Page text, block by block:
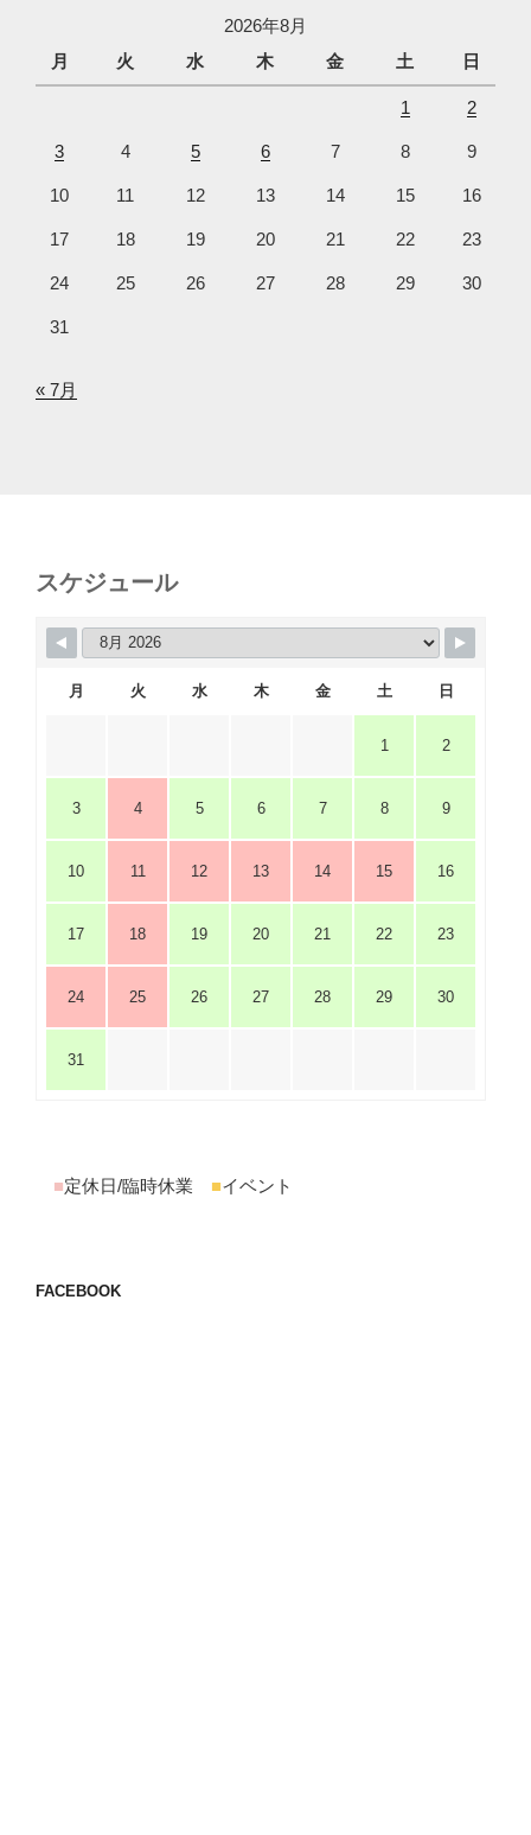
2026年8月
月
火 水 木 金 土 日
1 2
3 4 5 6 7 8 9
10 11 12 13 14 15 16
17 18 19 20 21 22 23
24 25 26 27 28 29 30
31
« 7月
スケジュール
月 火 水 木 金 土 日
1 2
3 4 5 6 7 8 9
10 11 12 13 14 15 16
17 18 19 20 21 22 23
24 25 26 27 28 29 30
31
■定休日/臨時休業 ■イベント
FACEBOOK